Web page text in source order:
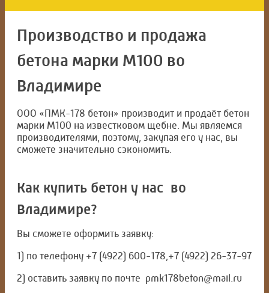
Производство и продажа
бетона марки М100 во
Владимире
ООО «ПМК-178 бетон» производит и продаёт бетон
марки М100 на известковом щебне. Мы являемся
производителями, поэтому, закупая его у нас, вы
сможете значительно сэкономить.
Как купить бетон у нас во
Владимире?
Вы сможете оформить заявку:
1) по телефону +7 (4922) 600-178,+7 (4922) 26-37-97
2) оставить заявку по почте pmk178beton@mail.ru